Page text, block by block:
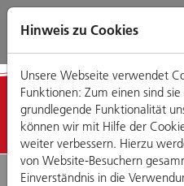
Direkt
zum
Zum
Hauptmenü
Zum
Footermenü
Zur
Website-
Hinweis zu Cookies
Unsere Webseite verwendet
Funktionen: Zum einen sind
grundlegende Funktionalität
können wir mit Hilfe der
weiter verbessern. Hierzu
von Website-Besuchern
Einverständnis in die